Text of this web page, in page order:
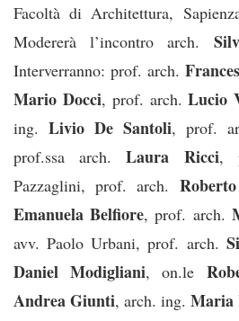
Facoltà di Architettura,
Modererà l’incontro arch.
Interverranno: prof. arch.
Mario Docci, prof. arch.Lucio
ing. Livio De Santoli, prof.
prof.ssa arch.Laura Ricci,
Pazzaglini, prof. arch.
Emanuela Belfiore, prof. arch.
avv. Paolo Urbani, prof. arch.
Daniel Modigliani, on.le
Andrea Giunti, arch. ing. Maria